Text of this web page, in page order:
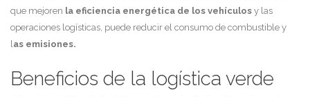
que mejoren la eficiencia energética de los vehículos y las
operaciones logísticas, puede reducir el consumo de combustible y
las emisiones.
Beneficios de la logística verde